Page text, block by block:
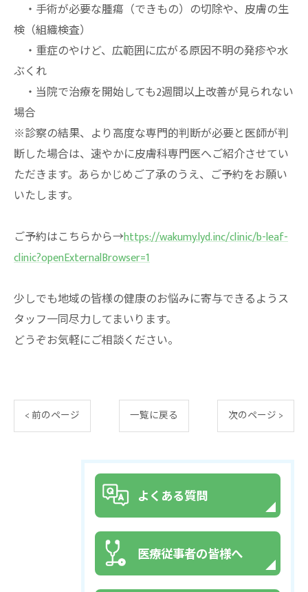
・手術が必要な腫瘍（できもの）の切除や、皮膚の生
検（組織検査）
・重症のやけど、広範囲に広がる原因不明の発疹や水
ぶくれ
・当院で治療を開始しても2週間以上改善が見られない
場合
※診察の結果、より高度な専門的判断が必要と医師が判
断した場合は、速やかに皮膚科専門医へご紹介させてい
ただきます。あらかじめご了承のうえ、ご予約をお願い
いたします。
ご予約はこちらから→https://wakumy.lyd.inc/clinic/b-leaf-
clinic?openExternalBrowser=1
少しでも地域の皆様の健康のお悩みに寄与できるようス
タッフ一同尽力してまいります。
どうぞお気軽にご相談ください。
< 前のページ 一覧に戻る 次のページ >
よくある質問
医療従事者の皆様へ